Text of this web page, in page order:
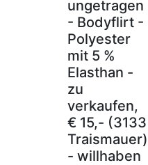
ungetragen
- Bodyflirt -
Polyester
mit 5 %
Elasthan -
zu
verkaufen,
€ 15,- (3133
Traismauer)
- willhaben